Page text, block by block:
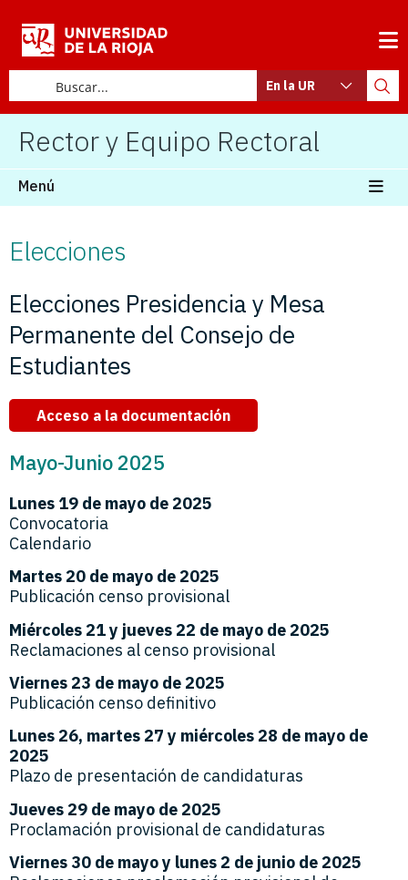
En la UR
Rector y Equipo Rectoral
Menú
Elecciones
Elecciones Presidencia y Mesa
Permanente del Consejo de
Estudiantes
Acceso a la documentación
Mayo-Junio 2025
Lunes 19 de mayo de 2025
Convocatoria
Calendario
Martes 20 de mayo de 2025
Publicación censo provisional
Miércoles 21 y jueves 22 de mayo de 2025
Reclamaciones al censo provisional
Viernes 23 de mayo de 2025
Publicación censo definitivo
Lunes 26, martes 27 y miércoles 28 de mayo de
2025
Plazo de presentación de candidaturas
Jueves 29 de mayo de 2025
Proclamación provisional de candidaturas
Viernes 30 de mayo y lunes 2 de junio de 2025